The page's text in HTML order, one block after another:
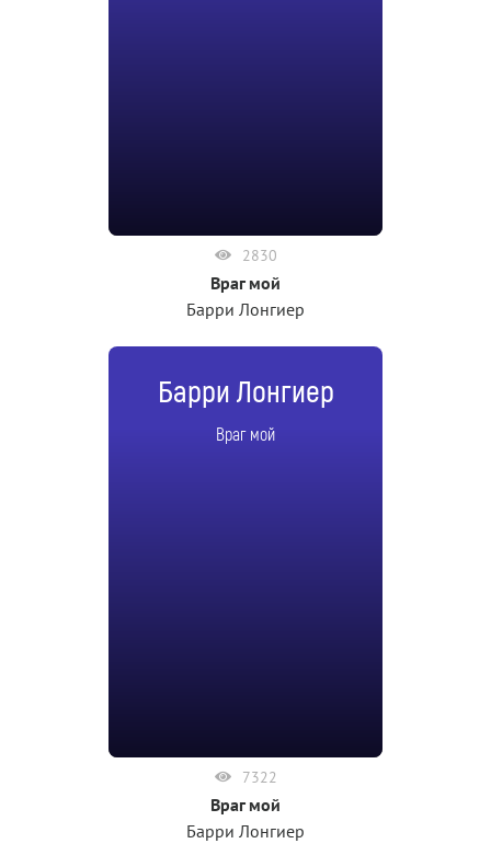
2830
Враг мой
Барри Лонгиер
Барри Лонгиер
Враг мой
7322
Враг мой
Барри Лонгиер